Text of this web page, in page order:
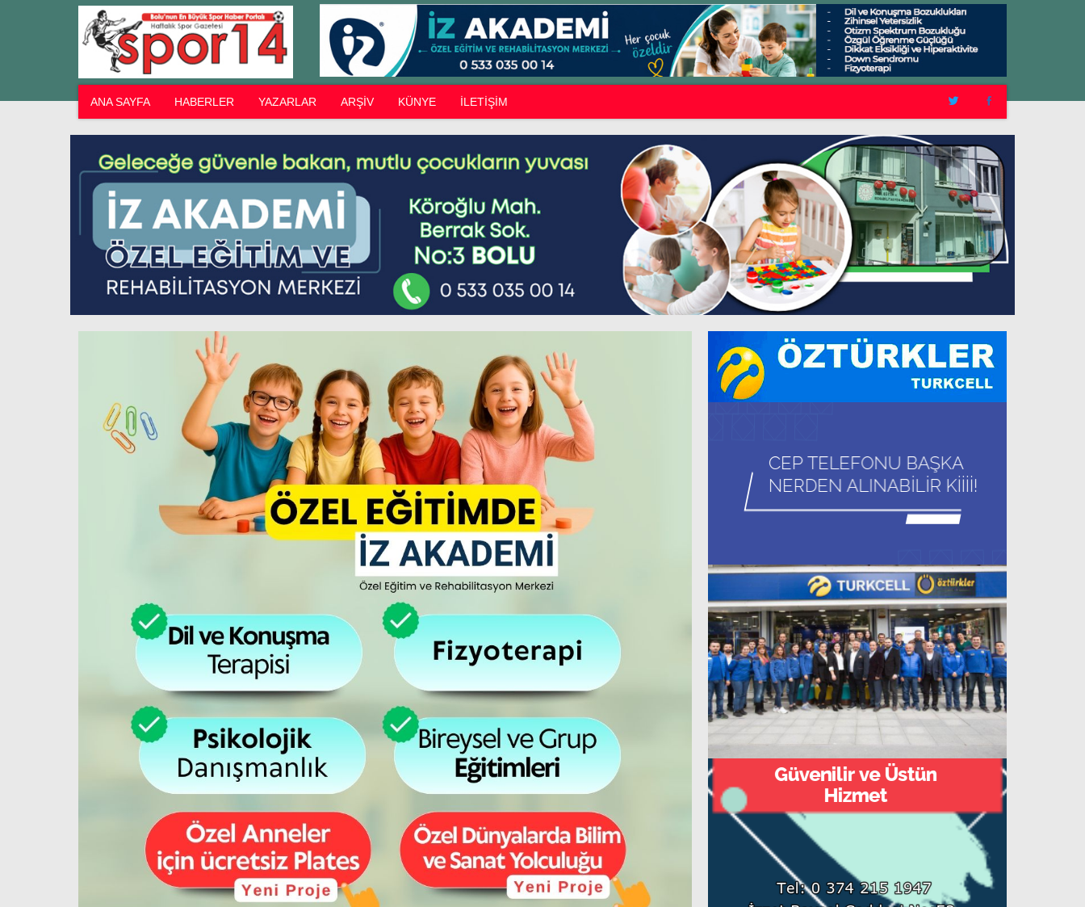
ANA SAYFA HABERLER YAZARLAR ARŞİV KÜNYE İLETİŞİM